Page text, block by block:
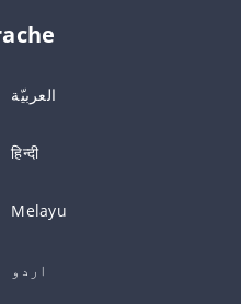
العربيّة
हिन्दी
Melayu
اردو